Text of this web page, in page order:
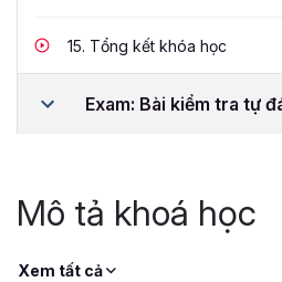
15. Tổng kết khóa học
Exam: Bài kiểm tra tự
Mô tả khoá học
Xem tất cả